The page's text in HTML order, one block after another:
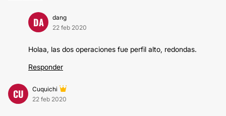
DA
dang
22 feb 2020
Holaa, las dos operaciones fue perfil alto, redondas.
Responder
CU
Cuquichi
22 feb 2020